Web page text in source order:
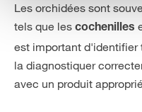
Les orchidées sont
tels que les cochenilles
est important d'identifier
la diagnostiquer
avec un produit